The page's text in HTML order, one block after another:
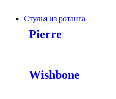
Стулья из ротанга
Pierre
Wishbone